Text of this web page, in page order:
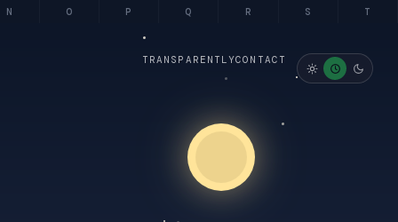
N O P Q R S T
TRANSPARENTLYCONTACT